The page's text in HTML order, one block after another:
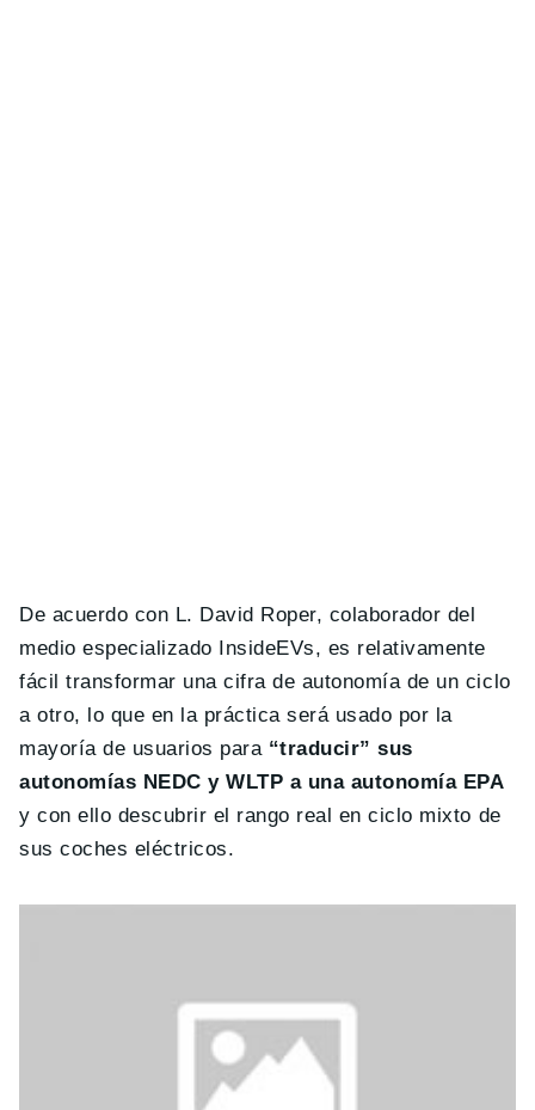
De acuerdo con L. David Roper, colaborador del
medio especializado InsideEVs, es relativamente
fácil transformar una cifra de autonomía de un ciclo
a otro, lo que en la práctica será usado por la
mayoría de usuarios para “traducir” sus
autonomías NEDC y WLTP a una autonomía EPA
y con ello descubrir el rango real en ciclo mixto de
sus coches eléctricos.